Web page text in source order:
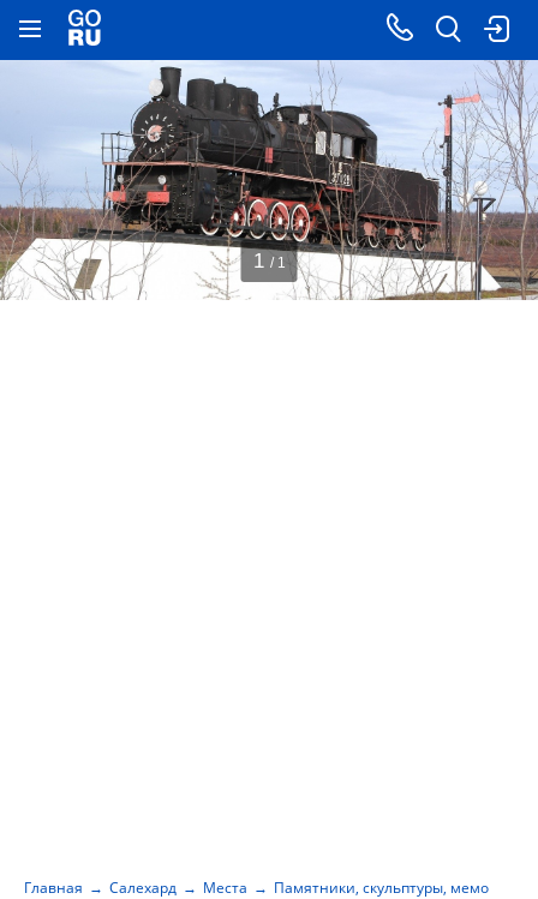
Главная Салехард Места Памятники, скульптуры, мемориалы
1 / 1